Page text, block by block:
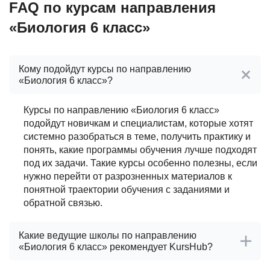
FAQ по курсам направления
«Биология 6 класс»
Кому подойдут курсы по направлению
«Биология 6 класс»?
Курсы по направлению «Биология 6 класс»
подойдут новичкам и специалистам, которые хотят
системно разобраться в теме, получить практику и
понять, какие программы обучения лучше подходят
под их задачи. Такие курсы особенно полезны, если
нужно перейти от разрозненных материалов к
понятной траектории обучения с заданиями и
обратной связью.
Какие ведущие школы по направлению
«Биология 6 класс» рекомендует KursHub?